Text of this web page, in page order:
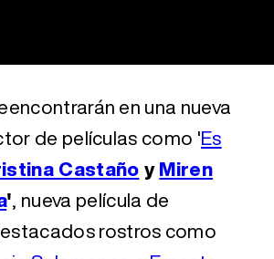
en una nueva
de películas como 'Es
CastañoyMiren
', nueva película de
rostros como